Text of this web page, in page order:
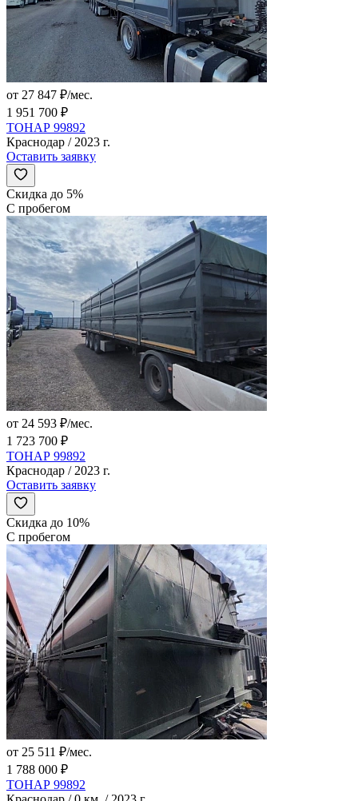
от 27 847 ₽/мес.
1 951 700 ₽
ТОНАР 99892
Краснодар / 2023 г.
Оставить заявку
Скидка до 5%
С пробегом
от 24 593 ₽/мес.
1 723 700 ₽
ТОНАР 99892
Краснодар / 2023 г.
Оставить заявку
Скидка до 10%
С пробегом
от 25 511 ₽/мес.
1 788 000 ₽
ТОНАР 99892